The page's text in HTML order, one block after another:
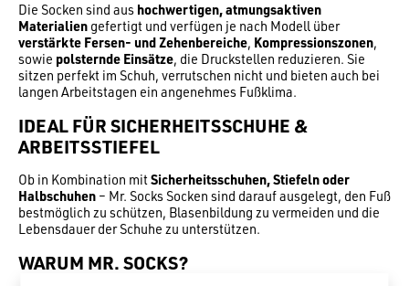
Die Socken sind aus hochwertigen, atmungsaktiven
Materialien gefertigt und verfügen je nach Modell über
verstärkte Fersen- und Zehenbereiche, Kompressionszonen,
sowie polsternde Einsätze, die Druckstellen reduzieren. Sie
sitzen perfekt im Schuh, verrutschen nicht und bieten auch bei
langen Arbeitstagen ein angenehmes Fußklima.
IDEAL FÜR SICHERHEITSSCHUHE &
ARBEITSSTIEFEL
Ob in Kombination mitSicherheitsschuhen, Stiefeln oder
Halbschuhen – Mr. Socks Socken sind darauf ausgelegt, den Fuß
bestmöglich zu schützen, Blasenbildung zu vermeiden und die
Lebensdauer der Schuhe zu unterstützen.
WARUM MR. SOCKS?